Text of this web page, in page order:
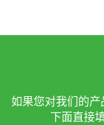
如果您对我们的
下面直接